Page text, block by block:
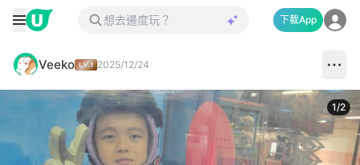
下載App
Veeko 2025/12/24
1/2